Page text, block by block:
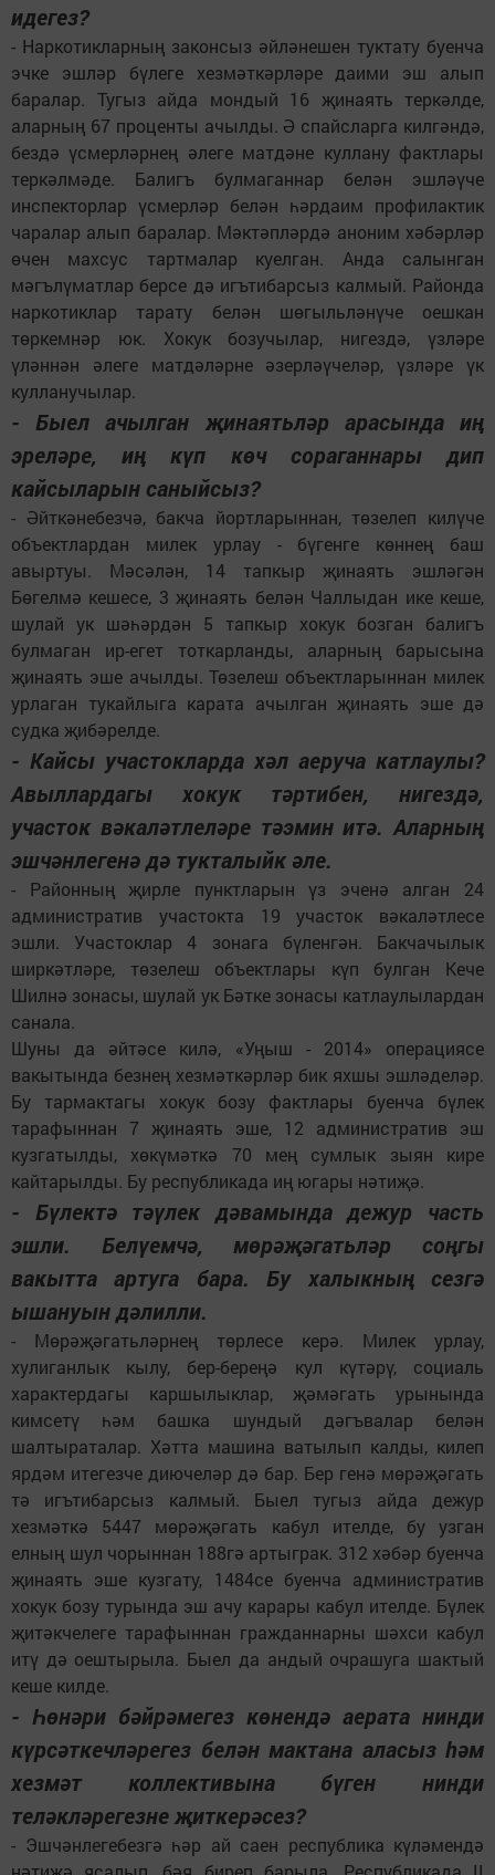
идегез?
- Наркотикларның законсыз әйләнешен туктату буенча
эчке эшләр бүлеге хезмәткәрләре даими эш алып
баралар. Тугыз айда мондый 16 җинаять теркәлде,
аларның 67 проценты ачылды. Ә спайсларга килгәндә,
бездә үсмерләрнең әлеге матдәне куллану фактлары
теркәлмәде. Балигъ булмаганнар белән эшләүче
инспекторлар үсмерләр белән һәрдаим профилактик
чаралар алып баралар. Мәктәпләрдә аноним хәбәрләр
өчен махсус тартмалар куелган. Анда салынган
мәгълүматлар берсе дә игътибарсыз калмый. Районда
наркотиклар тарату белән шөгыльләнүче оешкан
төркемнәр юк. Хокук бозучылар, нигездә, үзләре
үләннән әлеге матдәләрне әзерләүчеләр, үзләре үк
кулланучылар.
- Быел ачылган җинаятьләр арасында иң
эреләре, иң күп көч сораганнары дип
кайсыларын саныйсыз?
- Әйткәнебезчә, бакча йортларыннан, төзелеп килүче
объектлардан милек урлау - бүгенге көннең баш
авыртуы. Мәсәлән, 14 тапкыр җинаять эшләгән
Бөгелмә кешесе, 3 җинаять белән Чаллыдан ике кеше,
шулай ук шәһәрдән 5 тапкыр хокук бозган балигъ
булмаган ир-егет тоткарланды, аларның барысына
җинаять эше ачылды. Төзелеш объектларыннан милек
урлаган тукайлыга карата ачылган җинаять эше дә
судка җибәрелде.
- Кайсы участокларда хәл аеруча катлаулы?
Авыллардагы хокук тәртибен, нигездә,
участок вәкаләтлеләре тәэмин итә. Аларның
эшчәнлегенә дә тукталыйк әле.
- Районның җирле пунктларын үз эченә алган 24
административ участокта 19 участок вәкаләтлесе
эшли. Участоклар 4 зонага бүленгән. Бакчачылык
ширкәтләре, төзелеш объектлары күп булган Кече
Шилнә зонасы, шулай ук Бәтке зонасы катлаулылардан
санала.
Шуны да әйтәсе килә, «Уңыш - 2014» операциясе
вакытында безнең хезмәткәрләр бик яхшы эшләделәр.
Бу тармактагы хокук бозу фактлары буенча бүлек
тарафыннан 7 җинаять эше, 12 административ эш
кузгатылды, хөкүмәткә 70 мең сумлык зыян кире
кайтарылды. Бу республикада иң югары нәтиҗә.
- Бүлектә тәүлек дәвамында дежур часть
эшли. Белүемчә, мөрәҗәгатьләр соңгы
вакытта артуга бара. Бу халыкның сезгә
ышануын дәлилли.
- Мөрәҗәгатьләрнең төрлесе керә. Милек урлау,
хулиганлык кылу, бер-береңә кул күтәрү, социаль
характердагы каршылыклар, җәмәгать урынында
кимсетү һәм башка шундый дәгъвалар белән
шалтыраталар. Хәтта машина ватылып калды, килеп
ярдәм итегезче диючеләр дә бар. Бер генә мөрәҗәгать
тә игътибарсыз калмый. Быел тугыз айда дежур
хезмәткә 5447 мөрәҗәгать кабул ителде, бу узган
елның шул чорыннан 188гә артыграк. 312 хәбәр буенча
җинаять эше кузгату, 1484се буенча административ
хокук бозу турында эш ачу карары кабул ителде. Бүлек
җитәкчелеге тарафыннан гражданнарны шәхси кабул
итү дә оештырыла. Быел да андый очрашуга шактый
кеше килде.
- Һөнәри бәйрәмегез көнендә аерата нинди
күрсәткечләрегез белән мактана аласыз һәм
хезмәт коллективына бүген нинди
теләкләрегезне җиткерәсез?
- Эшчәнлегебезгә һәр ай саен республика күләмендә